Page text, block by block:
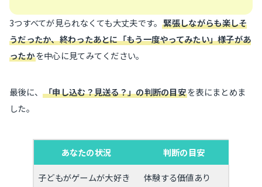
3つすべてが見られなくても大丈夫です。緊張しながらも楽しそ
うだったか、終わったあとに「もう一度やってみたい」様子があ
ったかを中心に見てみてください。
最後に、「申し込む？見送る？」の判断の目安を表にまとめま
した。
あなたの状況 判断の目安
子どもがゲームが大好き 体験する価値あり